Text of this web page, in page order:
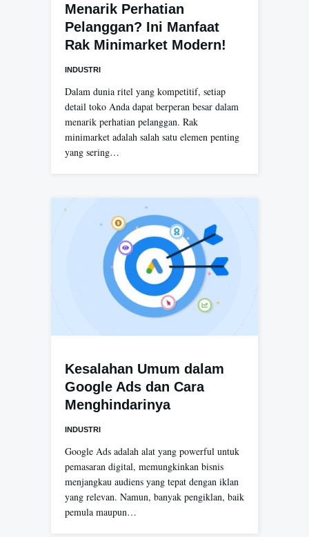
Menarik Perhatian
Pelanggan? Ini Manfaat
Rak Minimarket Modern!
INDUSTRI
Dalam dunia ritel yang kompetitif, setiap
detail toko Anda dapat berperan besar dalam
menarik perhatian pelanggan. Rak
minimarket adalah salah satu elemen penting
yang sering…
Kesalahan Umum dalam
Google Ads dan Cara
Menghindarinya
INDUSTRI
Google Ads adalah alat yang powerful untuk
pemasaran digital, memungkinkan bisnis
menjangkau audiens yang tepat dengan iklan
yang relevan. Namun, banyak pengiklan, baik
pemula maupun…